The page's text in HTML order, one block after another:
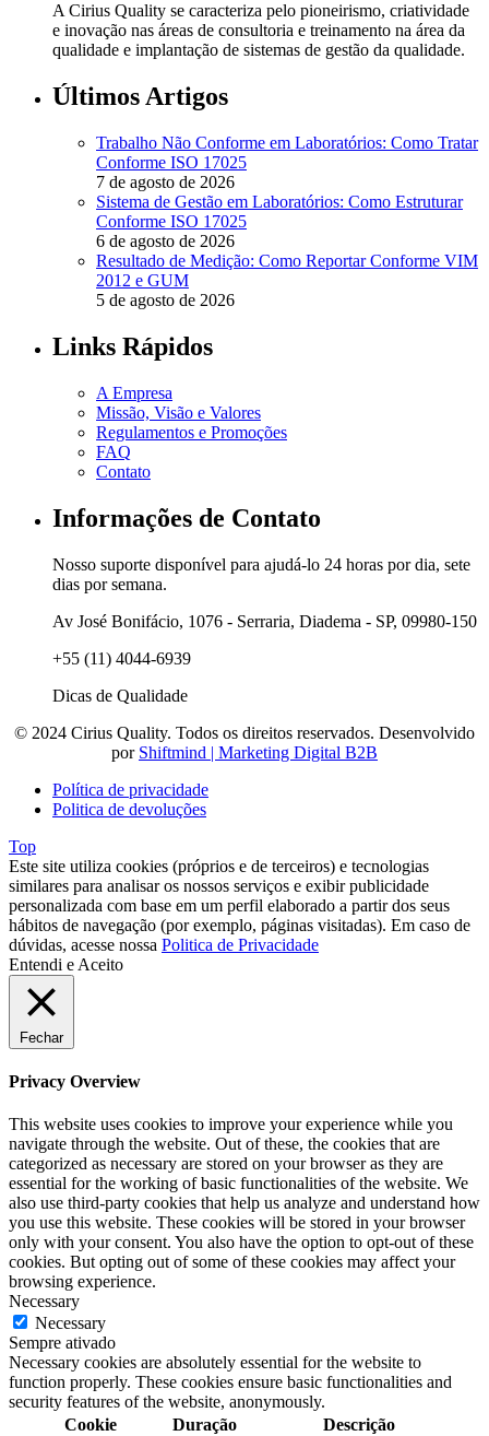
A Cirius Quality se caracteriza pelo pioneirismo, criatividade
e inovação nas áreas de consultoria e treinamento na área da
qualidade e implantação de sistemas de gestão da qualidade.
Últimos Artigos
Trabalho Não Conforme em Laboratórios: Como Tratar
Conforme ISO 17025
7 de agosto de 2026
Sistema de Gestão em Laboratórios: Como Estruturar
Conforme ISO 17025
6 de agosto de 2026
Resultado de Medição: Como Reportar Conforme VIM
2012 e GUM
5 de agosto de 2026
Links Rápidos
A Empresa
Missão, Visão e Valores
Regulamentos e Promoções
FAQ
Contato
Informações de Contato
Nosso suporte disponível para ajudá-lo 24 horas por dia, sete
dias por semana.
Av José Bonifácio, 1076 - Serraria, Diadema - SP, 09980-150
+55 (11) 4044-6939
Dicas de Qualidade
© 2024 Cirius Quality. Todos os direitos reservados. Desenvolvido
por Shiftmind | Marketing Digital B2B
Política de privacidade
Politica de devoluções
Top
Este site utiliza cookies (próprios e de terceiros) e tecnologias
similares para analisar os nossos serviços e exibir publicidade
personalizada com base em um perfil elaborado a partir dos seus
hábitos de navegação (por exemplo, páginas visitadas). Em caso de
dúvidas, acesse nossa Politica de Privacidade
Entendi e Aceito
Fechar
Privacy Overview
This website uses cookies to improve your experience while you
navigate through the website. Out of these, the cookies that are
categorized as necessary are stored on your browser as they are
essential for the working of basic functionalities of the website. We
also use third-party cookies that help us analyze and understand how
you use this website. These cookies will be stored in your browser
only with your consent. You also have the option to opt-out of these
cookies. But opting out of some of these cookies may affect your
browsing experience.
Necessary
Necessary
Sempre ativado
Necessary cookies are absolutely essential for the website to
function properly. These cookies ensure basic functionalities and
security features of the website, anonymously.
Cookie
Duração Descrição